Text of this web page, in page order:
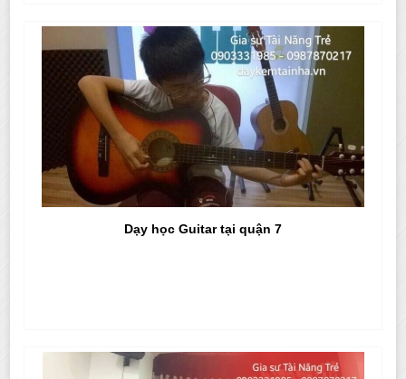
Dạy học Guitar tại quận 7